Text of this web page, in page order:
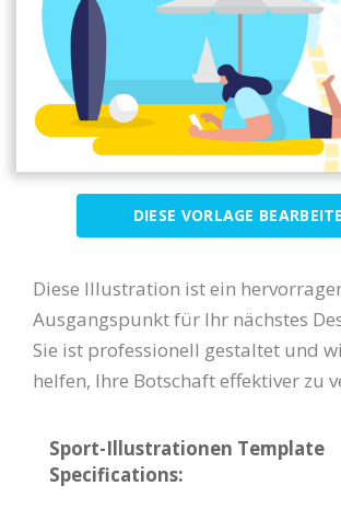
DIESE VORLAGE
Diese Illustration ist ein
Ausgangspunkt für Ihr nächstes
Sie ist professionell gestaltet und
helfen, Ihre Botschaft effektiver zu
Sport-Illustrationen Template
Specifications: